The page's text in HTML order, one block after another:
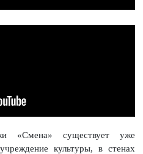
«Смена» существует уже
культуры, в стенах